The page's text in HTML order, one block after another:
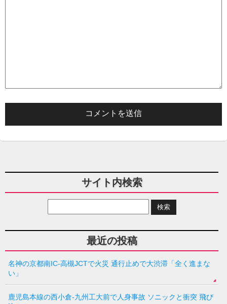
サイト内検索
最近の投稿
名神の京都南IC-高槻JCTで火災 通行止めで大渋滞「全く進まな
い」
鹿児島本線の西小倉-九州工大前で人身事故 ソニックと衝突 飛び